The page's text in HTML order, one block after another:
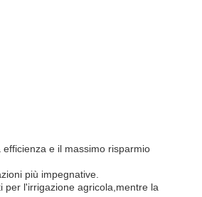
e il massimo risparmio
più impegnative.
per l'irrigazione agricola,mentre la